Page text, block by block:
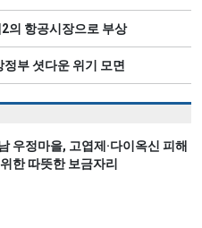
의 항공시장으로 부상
부 셧다운 위기 모면
우정마을, 고엽제·다이옥신 피해
한 따뜻한 보금자리